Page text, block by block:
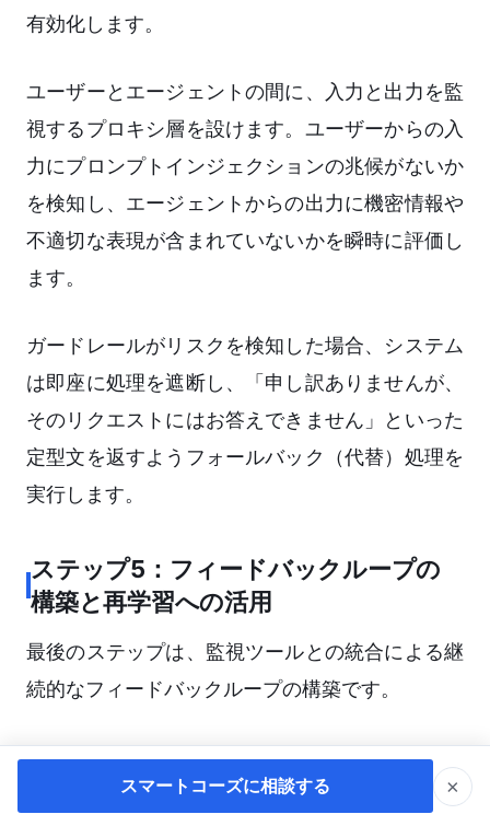
有効化します。
ユーザーとエージェントの間に、入力と出力を監
視するプロキシ層を設けます。ユーザーからの入
力にプロンプトインジェクションの兆候がないか
を検知し、エージェントからの出力に機密情報や
不適切な表現が含まれていないかを瞬時に評価し
ます。
ガードレールがリスクを検知した場合、システム
は即座に処理を遮断し、「申し訳ありませんが、
そのリクエストにはお答えできません」といった
定型文を返すようフォールバック（代替）処理を
実行します。
ステップ5：フィードバックループの
構築と再学習への活用
最後のステップは、監視ツールとの統合による継
続的なフィードバックループの構築です。
評価ツールで算出されたスコア（正確性、ユーザ
ーのGood/Bad評価など）を、Datadogや
スマートコーズに相談する ×